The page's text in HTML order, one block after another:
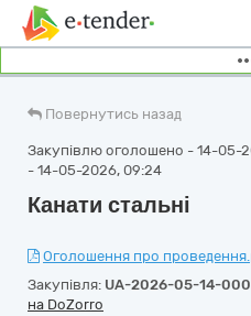
Повернутись назад
Закупівлю оголошено - 14-05-
- 14-05-2026, 09:24
Канати стальні
Оголошення про
Закупівля: UA-2026-05-14-
на DoZorro